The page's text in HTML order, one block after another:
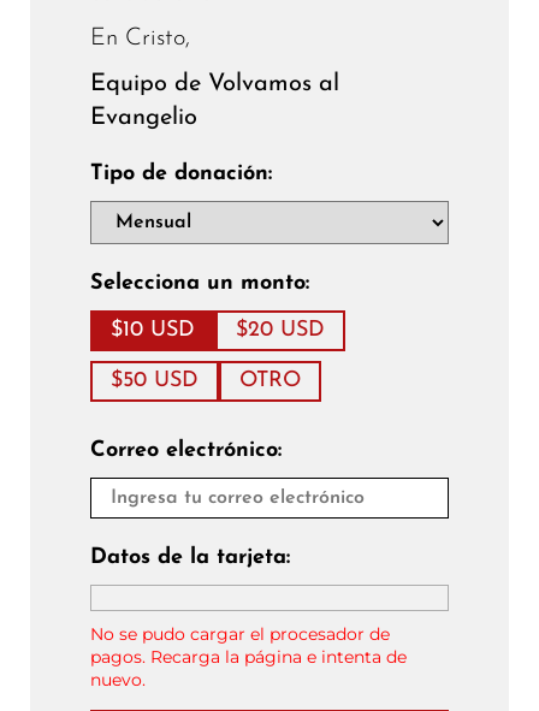
En Cristo,
Equipo de Volvamos al
Evangelio
Tipo de donación:
Selecciona un monto:
$10 USD $20 USD
$50 USD OTRO
Correo electrónico:
Datos de la tarjeta:
No se pudo cargar el procesador de
pagos. Recarga la página e intenta de
nuevo.